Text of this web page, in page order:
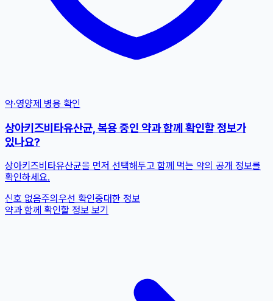
약·영양제 병용 확인
상아키즈비타유산균, 복용 중인 약과 함께 확인할 정보가
있나요?
상아키즈비타유산균을 먼저 선택해두고 함께 먹는 약의 공개 정보를
확인하세요.
신호 없음주의 우선 확인중대한 정보
약과 함께 확인할 정보 보기